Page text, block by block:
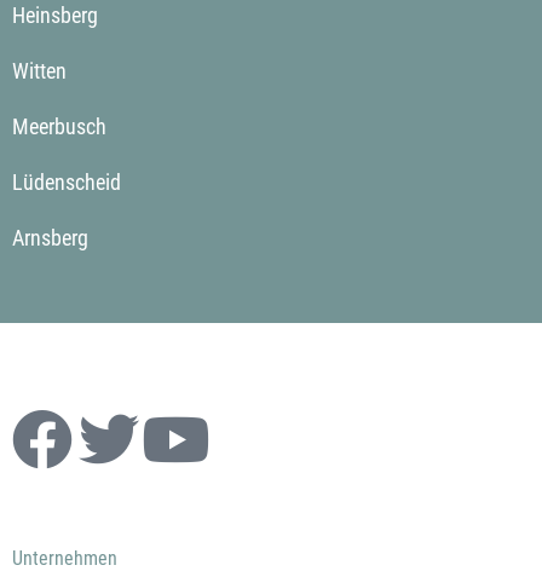
Heinsberg
Witten
Meerbusch
Lüdenscheid
Arnsberg
Unternehmen